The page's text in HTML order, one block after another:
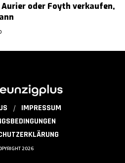
oder Foyth verkaufen,
IMPRESSUM
2026